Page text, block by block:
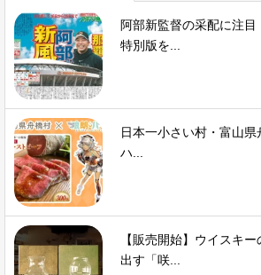
阿部新監督の采配に注
特別版を...
日本一小さい村・富山
ハ...
【販売開始】ウイスキ
出す「咲...